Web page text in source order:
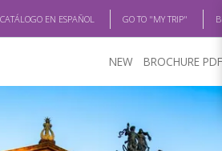
EN ESPAÑOL GO TO "MY TRIP"
NEW BROCHURE PDF